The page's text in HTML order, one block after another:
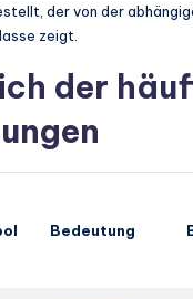
der von der
zeigt.
der
Bedeutung